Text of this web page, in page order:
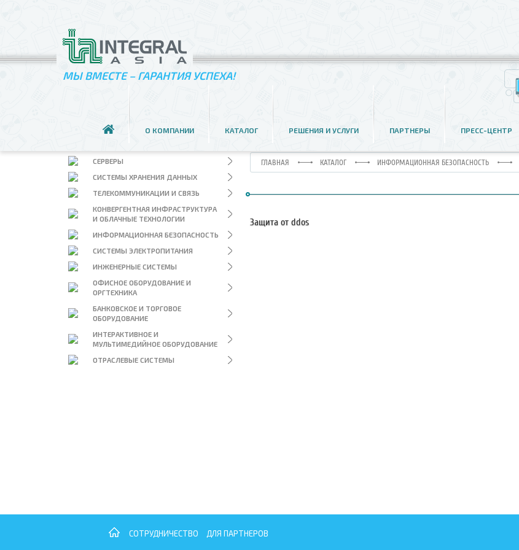
МЫ ВМЕСТЕ – ГАРАНТИЯ УСПЕХА!
О КОМПАНИИ КАТАЛОГ РЕШЕНИЯ И УСЛУГИ ПАРТНЕРЫ ПРЕСС-ЦЕНТР
ПЕРСОНАЛЬНЫЕ И МОБИЛЬНЫЕ
СЕРВЕРЫ
СИСТЕМЫ ХРАНЕНИЯ ДАННЫХ
ТЕЛЕКОММУНИКАЦИИ И СВЯЗЬ
КОНВЕРГЕНТНАЯ ИНФРАСТРУКТУРА
И ОБЛАЧНЫЕ ТЕХНОЛОГИИ
ИНФОРМАЦИОННАЯ БЕЗОПАСНОСТЬ
СИСТЕМЫ ЭЛЕКТРОПИТАНИЯ
ИНЖЕНЕРНЫЕ СИСТЕМЫ
ОФИСНОЕ ОБОРУДОВАНИЕ И
ОРГТЕХНИКА
БАНКОВСКОЕ И ТОРГОВОЕ
ОБОРУДОВАНИЕ
ИНТЕРАКТИВНОЕ И
МУЛЬТИМЕДИЙНОЕ ОБОРУДОВАНИЕ
ОТРАСЛЕВЫЕ СИСТЕМЫ
ЗАЩИТА ОТ DDOS
ГЛАВНАЯ КАТАЛОГ ИНФОРМАЦИОННАЯ БЕЗОПАСНОСТЬ
Защита от ddos
СОТРУДНИЧЕСТВО ДЛЯ ПАРТНЕРОВ